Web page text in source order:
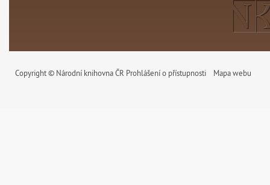
Copyright © Národní knihovna ČR Prohlášení o přístupnosti Mapa webu